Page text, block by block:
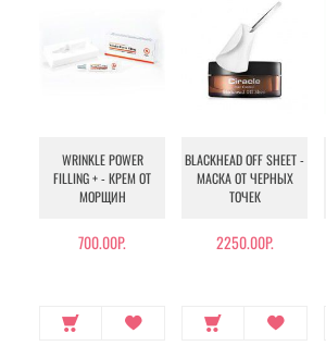
WRINKLE POWER
FILLING + - КРЕМ ОТ
МОРЩИН
700.00Р.
BLACKHEAD OFF SHEET -
МАСКА ОТ ЧЕРНЫХ
ТОЧЕК
2250.00Р.